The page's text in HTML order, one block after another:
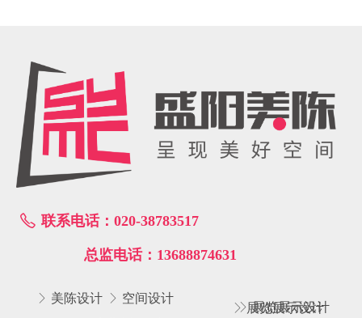
ꂅ 联系电话：020-38783517
总监电话：13688874631
ꁕ展览展示设计
ꁕ 空间设计
ꁕ 美陈设计
ꁕ展览展示设计